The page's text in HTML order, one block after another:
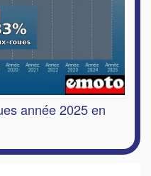
année 2025 en